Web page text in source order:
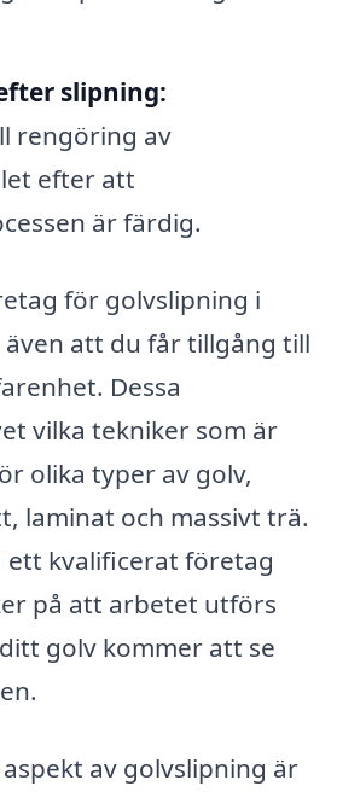
slipning:
rengöring av
efter att
är färdig.
för golvslipning i
att du får tillgång till
Dessa
vilka tekniker som är
olika typer av golv,
laminat och massivt trä.
ett kvalificerat företag
på att arbetet utförs
golv kommer att se
av golvslipning är